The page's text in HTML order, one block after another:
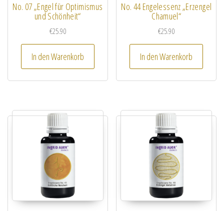
No. 07 „Engel für Optimismus
und Schönheit“
€25.90
In den Warenkorb
No. 44 Engelessenz „Erzengel
Chamuel“
€25.90
In den Warenkorb